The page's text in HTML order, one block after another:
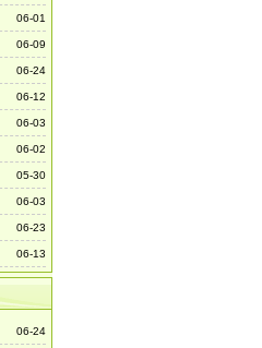
06-01
06-09
06-24
06-12
06-03
06-02
05-30
06-03
06-23
06-13
06-24